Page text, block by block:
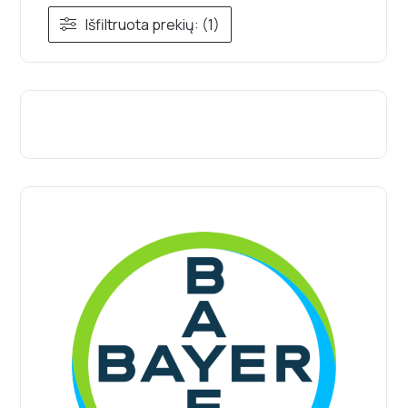
Išfiltruota prekių: (1)